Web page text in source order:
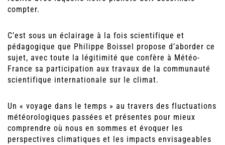
compter.
C’est sous un éclairage à la fois scientifique et
pédagogique que Philippe Boissel propose d’aborder ce
sujet, avec toute la légitimité que confère à Météo-
France sa participation aux travaux de la communauté
scientifique internationale sur le climat.
Un « voyage dans le temps » au travers des fluctuations
météorologiques passées et présentes pour mieux
comprendre où nous en sommes et évoquer les
perspectives climatiques et les impacts envisageables